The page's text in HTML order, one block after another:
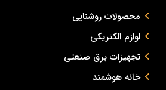
محصولات روشنایی
لوازم الکتریکی
تجهیزات برق صنعتی
خانه هوشمند